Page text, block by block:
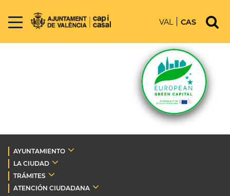
VAL CAS
AYUNTAMIENTO
LA CIUDAD
TRÁMITES
ATENCIÓN CIUDADANA